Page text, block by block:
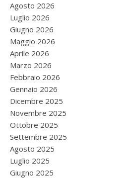
Agosto 2026
Luglio 2026
Giugno 2026
Maggio 2026
Aprile 2026
Marzo 2026
Febbraio 2026
Gennaio 2026
Dicembre 2025
Novembre 2025
Ottobre 2025
Settembre 2025
Agosto 2025
Luglio 2025
Giugno 2025